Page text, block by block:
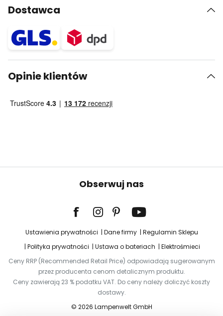
Dostawca
Opinie klientów
Obserwuj nas
Ustawienia prywatności Dane firmy
Regulamin Sklepu
Polityka prywatności
Ustawa o bateriach
Elektrośmieci
Ceny RRP (Recommended Retail Price) odpowiadają sugerowanym
przez producenta cenom detalicznym produktu.
Ceny zawierają 23 % podatku VAT. Do ceny należy doliczyć koszty
dostawy.
© 2026 Lampenwelt GmbH